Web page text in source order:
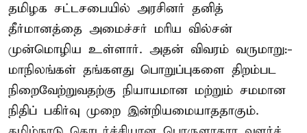
தமிழக சட்டசபையில் அரசினர் தனித்
தீர்மானத்தை அமைச்சர் மரிய வில்சன்
முன்மொழிய உள்ளார். அதன் விவரம் வருமாறு:-
மாநிலங்கள் தங்களது பொறுப்புகளை திறம்பட
நிறைவேற்றுவதற்கு நியாயமான மற்றும் சமமான
நிதிப் பகிர்வு முறை இன்றியமையாததாகும்.